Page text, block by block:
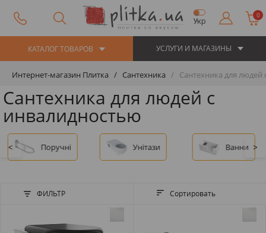
Укр
0
КАТАЛОГ ТОВАРОВ УСЛУГИ И МАГАЗИНЫ
Интернет-магазин Плитка Сантехника Сантехника для
Сантехника для людей с
инвалидностью
Поручні Унітази Ванни
< >
ФИЛЬТР Сортировать